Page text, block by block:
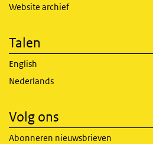
Website archief
Talen
English
Nederlands
Volg ons
Abonneren nieuwsbrieven